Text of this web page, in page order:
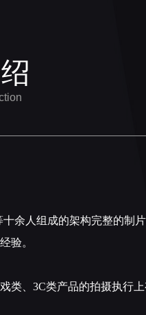
余人组成的架构完整的制
验。
、3C类产品的拍摄执行